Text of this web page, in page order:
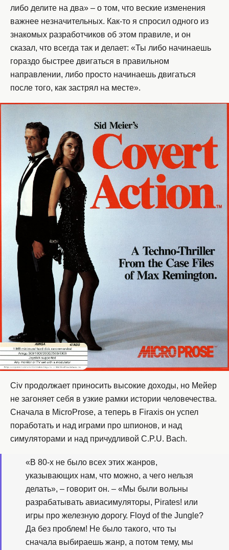
либо делите на два» – о том, что веские изменения
важнее незначительных. Как-то я спросил одного из
знакомых разработчиков об этом правиле, и он
сказал, что всегда так и делает: «Ты либо начинаешь
гораздо быстрее двигаться в правильном
направлении, либо просто начинаешь двигаться
после того, как застрял на месте».
Civ продолжает приносить высокие доходы, но Мейер
не загоняет себя в узкие рамки истории человечества.
Сначала в MicroProse, а теперь в Firaxis он успел
поработать и над играми про шпионов, и над
симуляторами и над причудливой C.P.U. Bach.
«В 80-х не было всех этих жанров,
указывающих нам, что можно, а чего нельзя
делать», – говорит он. – «Мы были вольны
разрабатывать авиасимуляторы, Pirates! или
игры про железную дорогу. Floyd of the Jungle?
Да без проблем! Не было такого, что ты
сначала выбираешь жанр, а потом тему, мы